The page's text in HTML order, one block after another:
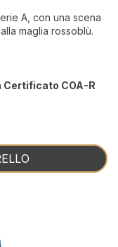
A, con una scena
maglia rossoblù.
COA-R